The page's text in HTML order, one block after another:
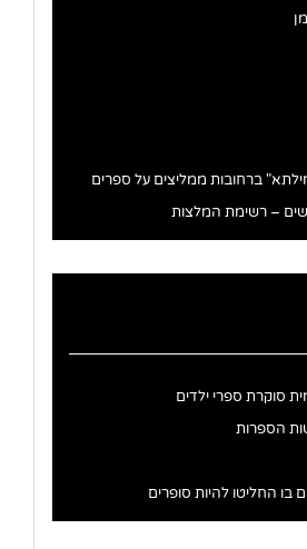
ברחובות ממליצים על ספרים
– רשימת המלצות
סוקרת ספרי ילדים
הספרות
בו החליטו להיות סופרים